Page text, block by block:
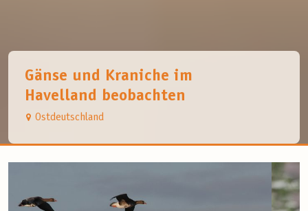
Gänse und Kraniche im
Havelland beobachten
Ostdeutschland